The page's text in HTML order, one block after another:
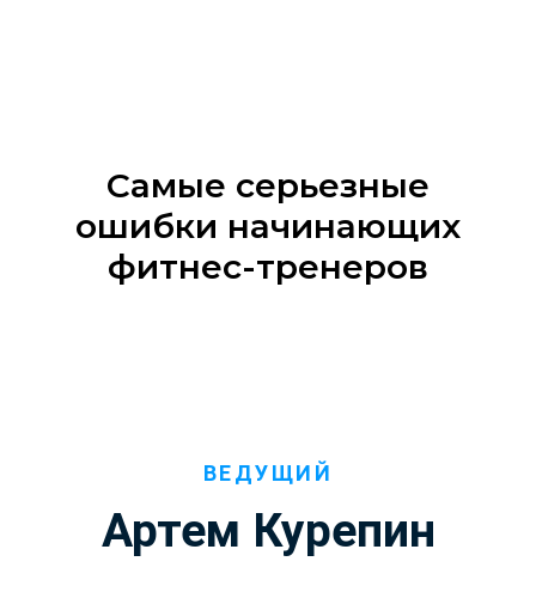
Самые серьезные
ошибки начинающих
фитнес-тренеров
ВЕДУЩИЙ
Артем Курепин